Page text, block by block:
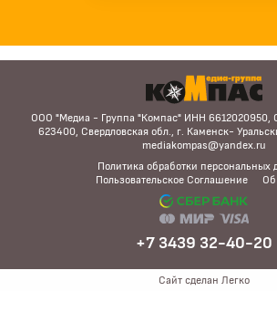
ООО "Медиа - Группа "Компас" ИНН 6612020950,
623400, Свердловская обл., г. Каменск-
mediakompas@yandex.ru
Политика обработки персональных
Пользовательское Соглашение
Об
+7 3439 32-40-20
Сайт сделан Легко